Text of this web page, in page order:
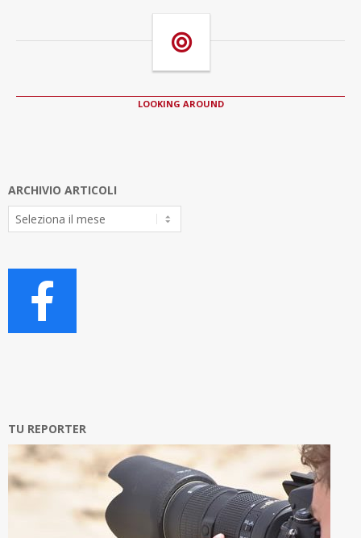
LOOKING AROUND
ARCHIVIO ARTICOLI
Archivio
Articoli
TU REPORTER